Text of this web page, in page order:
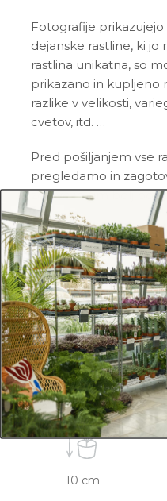
Fotografije
dejanske rastline, ki jo
rastlina unikatna, so
prikazano in kupljeno
razlike v velikosti,
cvetov, itd. …
Pred pošiljanjem vse
pregledamo in
zdrave in čim bolj
Vse rastline so
lončkih. Okrasni lonec
Rastline so v
živali uvrščene na
virov. Netoksične
toksične za specifično
nakupom posvetujte z
10 cm